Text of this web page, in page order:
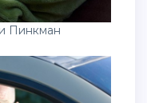
Пинкман